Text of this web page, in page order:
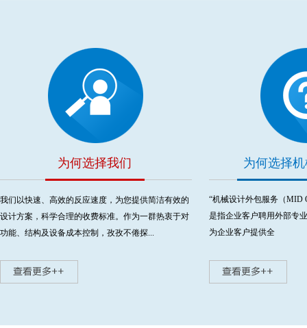
为何选择我们
我们以快速、高效的反应速度，为您提供简洁有效的
设计方案，科学合理的收费标准。作为一群热衷于对
功能、结构及设备成本控制，孜孜不倦探...
为何选择
“机械设计外包服务（MID
是指企业客户聘用外部专
为企业客户提供全